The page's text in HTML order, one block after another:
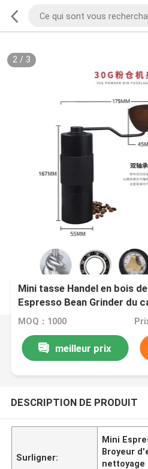
2/ 3
Mini tasse Handel en bois
Espresso Bean Grinder du
MOQ：1000
meilleur prix
DESCRIPTION DE PRODUIT
Surligner:
Mini
Broyeur
nettoyage